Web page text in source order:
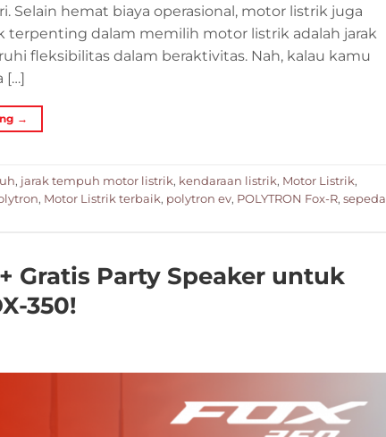
Selain hemat biaya operasional, motor listrik juga
terpenting dalam memilih motor listrik adalah jarak
fleksibilitas dalam beraktivitas. Nah, kalau kamu
[…]
→
, jarak tempuh motor listrik, kendaraan listrik, Motor Listrik,
, Motor Listrik terbaik, polytron ev, POLYTRON Fox-R, sepeda
Gratis Party Speaker untuk
350!